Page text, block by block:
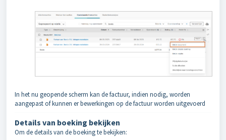
In het nu geopende scherm kan de factuur, indien nodig, worden
aangepast of kunnen er bewerkingen op de factuur worden uitgevoerd
Details van boeking bekijken
Om de details van de boeking te bekijken: